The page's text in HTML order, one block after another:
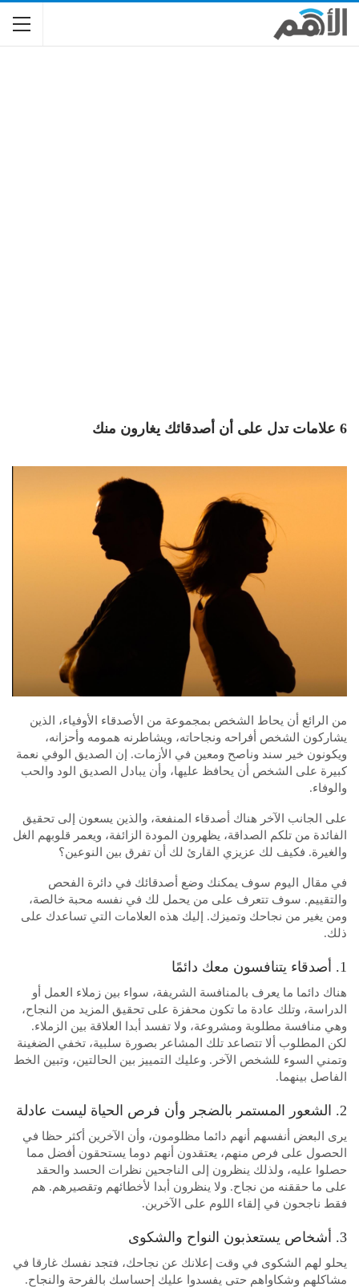
6 علامات تدل على أن أصدقائك يغارون منك
من الرائع أن يحاط الشخص بمجموعة من الأصدقاء الأوفياء، الذين
يشاركون الشخص أفراحه ونجاحاته، ويشاطرنه همومه وأحزانه،
ويكونون خير سند وناصح ومعين في الأزمات. إن الصديق الوفي نعمة
كبيرة على الشخص أن يحافظ عليها، وأن يبادل الصديق الود والحب
والوفاء.
على الجانب الآخر هناك أصدقاء المنفعة، والذين يسعون إلى تحقيق
الفائدة من تلكم الصداقة، يظهرون المودة الزائفة، ويعمر قلوبهم الغل
والغيرة. فكيف لك عزيزي القارئ لك أن تفرق بين النوعين؟
في مقال اليوم سوف يمكنك وضع أصدقائك في دائرة الفحص
والتقييم. سوف تتعرف على من يحمل لك في نفسه محبة خالصة،
ومن يغير من نجاحك وتميزك. إليك هذه العلامات التي تساعدك على
ذلك.
1. أصدقاء يتنافسون معك دائمًا
هناك دائما ما يعرف بالمنافسة الشريفة، سواء بين زملاء العمل أو
الدراسة، وتلك عادة ما تكون محفزة على تحقيق المزيد من النجاح،
وهي منافسة مطلوبة ومشروعة، ولا تفسد أبدا العلاقة بين الزملاء.
لكن المطلوب ألا تتصاعد تلك المشاعر بصورة سلبية، تخفي الضغينة
وتمني السوء للشخص الآخر. وعليك التمييز بين الحالتين، وتبين الخط
الفاصل بينهما.
2. الشعور المستمر بالضجر وأن فرص الحياة ليست عادلة
يرى البعض أنفسهم أنهم دائما مظلومون، وأن الآخرين أكثر حظا في
الحصول على فرص منهم، يعتقدون أنهم دوما يستحقون أفضل مما
حصلوا عليه، ولذلك ينظرون إلى الناجحين نظرات الحسد والحقد
على ما حققنه من نجاح. ولا ينظرون أبدا لأخطائهم وتقصيرهم. هم
فقط ناجحون في إلقاء اللوم على الآخرين.
3. أشخاص يستعذبون النواح والشكوى
يحلو لهم الشكوى في وقت إعلانك عن نجاحك، فتجد نفسك غارقا في
مشاكلهم وشكاواهم حتى يفسدوا عليك إحساسك بالفرحة والنجاح.